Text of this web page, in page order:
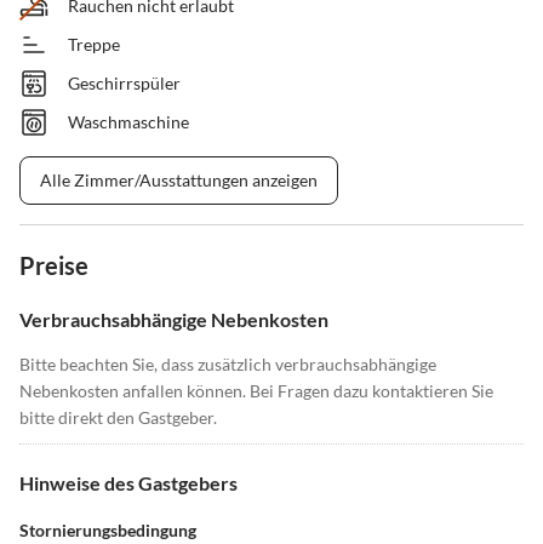
Rauchen nicht erlaubt
Treppe
Geschirrspüler
Waschmaschine
Alle Zimmer/Ausstattungen anzeigen
Preise
Verbrauchsabhängige Nebenkosten
Bitte beachten Sie, dass zusätzlich verbrauchsabhängige
Nebenkosten anfallen können. Bei Fragen dazu kontaktieren Sie
bitte direkt den Gastgeber.
Hinweise des Gastgebers
Stornierungsbedingung